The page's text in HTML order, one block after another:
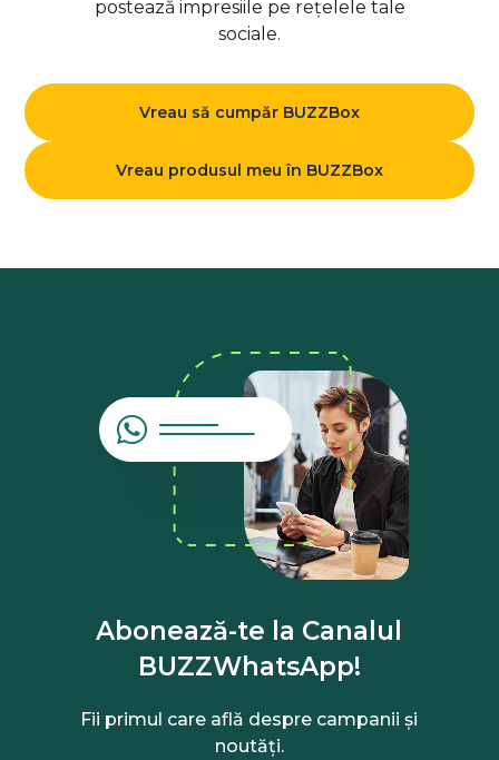
postează impresiile pe rețelele tale
sociale.
Vreau să cumpăr BUZZBox
Vreau produsul meu în BUZZBox
Abonează-te la Canalul
BUZZWhatsApp!
Fii primul care află despre campanii și
noutăți.